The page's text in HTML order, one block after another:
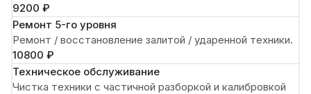
9200 ₽
Ремонт 5-го уровня
Ремонт / восстановление залитой / ударенной техники.
10800 ₽
Техническое обслуживание
Чистка техники с частичной разборкой и калибровкой